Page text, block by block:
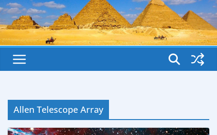
Allen Telescope Array